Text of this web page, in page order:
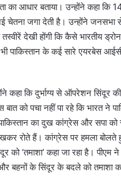
आधार बताया। उन्होंने कहा कि
चेतना जगा देती है। उन्होंने जनसभा
तस्वीरें देखी होंगी कि कैसे भारतीय
पाकिस्तान के कई सारे एयरबेस
कहा कि दुर्भाग्य से ऑपरेशन
को पचा नहीं पा रहे कि भारत ने
का दुख कांग्रेस और सपा
रोते हैं। कांग्रेस पर हमला बोलते
‘तमाशा’ कहा जा रहा है। पीएम
बहनों के सिंदूर के बदले को तमाशा